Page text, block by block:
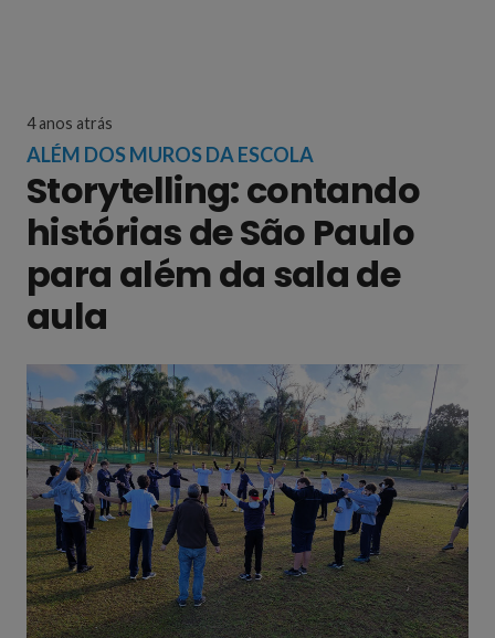
4 anos atrás
ALÉM DOS MUROS DA ESCOLA
Storytelling: contando
histórias de São Paulo
para além da sala de
aula